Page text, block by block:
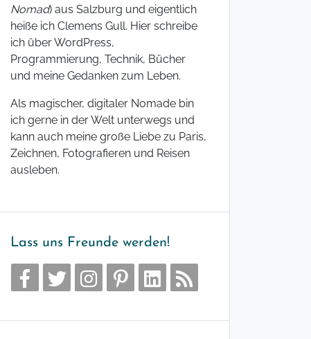
Nomad) aus Salzburg und eigentlich
heiße ich Clemens Gull. Hier schreibe
ich über WordPress,
Programmierung, Technik, Bücher
und meine Gedanken zum Leben.
Als magischer, digitaler Nomade bin
ich gerne in der Welt unterwegs und
kann auch meine große Liebe zu Paris,
Zeichnen, Fotografieren und Reisen
ausleben.
Lass uns Freunde werden!